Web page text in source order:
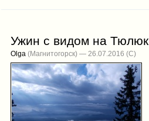
Ужин с видом на Тюлюк
Olga (Магнитогорск) — 26.07.2016